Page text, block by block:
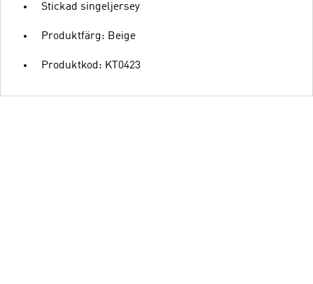
Stickad singeljersey
Produktfärg: Beige
Produktkod: KT0423